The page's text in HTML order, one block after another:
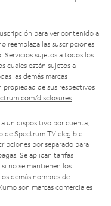
para ver contenido a
reemplaza las suscripciones
Servicios sujetos a todos los
cuales están sujetos a
las demás marcas
de sus respectivos
disclosures.
un dispositivo por cuenta;
de Spectrum TV elegible.
por separado para
Se aplican tarifas
no se mantienen los
demás nombres de
son marcas comerciales